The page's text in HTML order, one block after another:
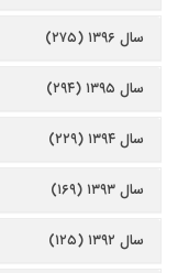
سال ۱۳۹۶ (۲۷۵)
سال ۱۳۹۵ (۲۹۴)
سال ۱۳۹۴ (۲۲۹)
سال ۱۳۹۳ (۱۶۹)
سال ۱۳۹۲ (۱۲۵)